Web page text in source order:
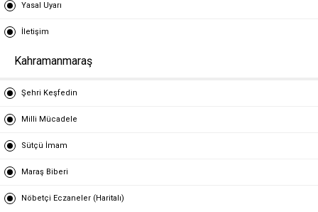
Yasal Uyarı
İletişim
Kahramanmaraş
Şehri Keşfedin
Milli Mücadele
Sütçü İmam
Maraş Biberi
Nöbetçi Eczaneler (Haritalı)